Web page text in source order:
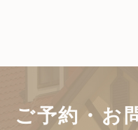
ご予約・お